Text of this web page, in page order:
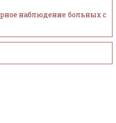
наблюдение больных с